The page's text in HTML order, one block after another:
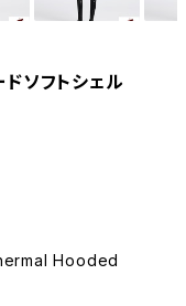
ソフトシェル
Hooded